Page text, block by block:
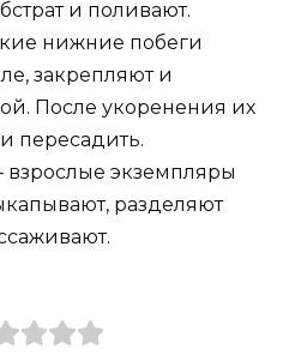
и поливают.
нижние побеги
закрепляют и
После укоренения их
пересадить.
взрослые экземпляры
разделяют